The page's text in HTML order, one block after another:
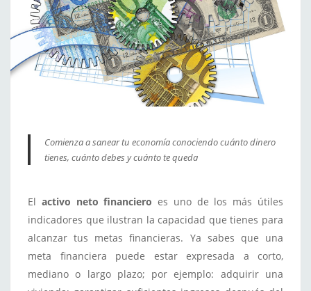
Comienza a sanear tu economía conociendo cuánto dinero
tienes, cuánto debes y cuánto te queda
El activo neto financiero es uno de los más útiles
indicadores que ilustran la capacidad que tienes para
alcanzar tus metas financieras. Ya sabes que una
meta financiera puede estar expresada a corto,
mediano o largo plazo; por ejemplo: adquirir una